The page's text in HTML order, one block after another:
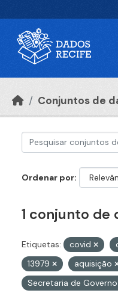
Conjuntos de
Ordenar por
1 conjunto de
Etiquetas: covid
13979
aquisição
Secretaria de